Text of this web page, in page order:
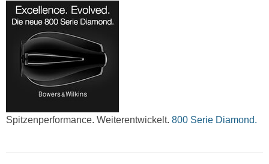
Spitzenperformance. Weiterentwickelt. 800 Serie Diamond.